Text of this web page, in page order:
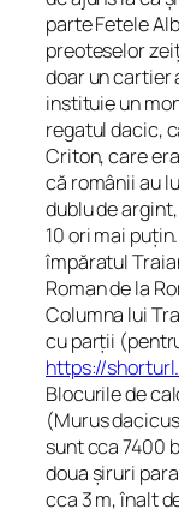
parte Fetele
preoteselor
doar un cartier
instituie un
regatul dacic,
Criton, care
că românii au
dublu de
10 ori mai
împăratul
Roman de la
Columna lui
cu parții
https://
Blocurile de
(Murus
sunt cca 7400
doua șiruri
cca 3 m, înalt